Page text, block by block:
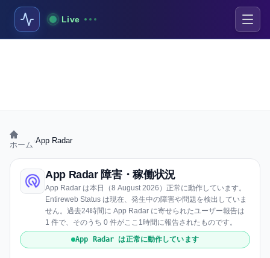
Live
ホーム App Radar
App Radar 障害・稼働状況
App Radar は本日（8 August 2026）正常に動作しています。
Entireweb Status は現在、発生中の障害や問題を検出していま
せん。過去24時間に App Radar に寄せられたユーザー報告は
1 件で、そのうち 0 件がここ1時間に報告されたものです。
App Radar は正常に動作しています